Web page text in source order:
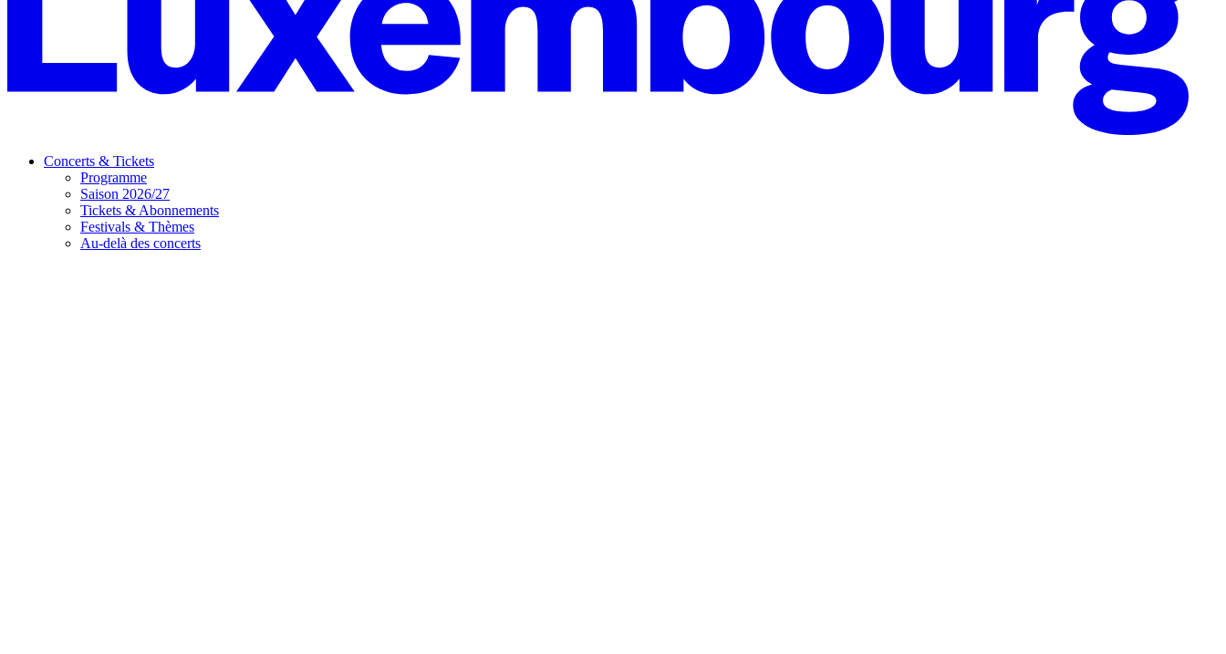
Concerts & Tickets
Programme
Saison 2026/27
Tickets & Abonnements
Festivals & Thèmes
Au-delà des concerts